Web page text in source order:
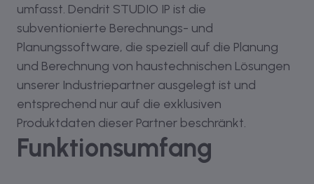
umfasst. Dendrit STUDIO IP ist die
subventionierte Berechnungs- und
Planungssoftware, die speziell auf die Planung
und Berechnung von haustechnischen Lösungen
unserer Industriepartner ausgelegt ist und
entsprechend nur auf die exklusiven
Produktdaten dieser Partner beschränkt.
Funktionsumfang